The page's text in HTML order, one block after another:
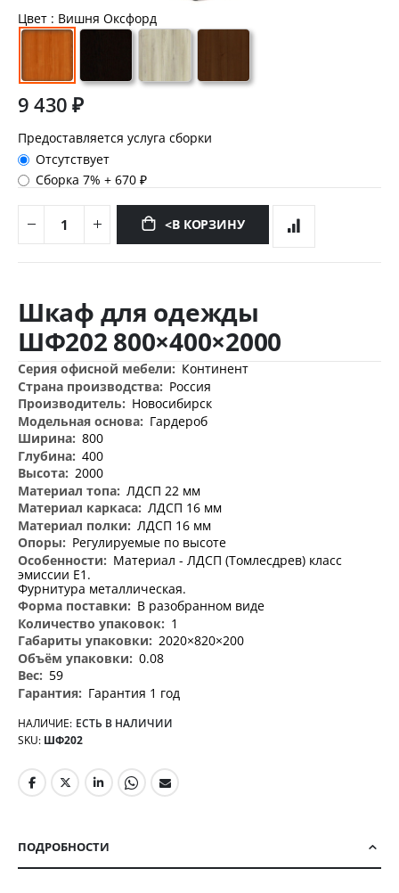
Цвет : Вишня Оксфорд
9 430 ₽
Предоставляется услуга сборки
Отсутствует
Сборка 7%+670 ₽
<В КОРЗИНУ
началу
изображений
Шкаф для одежды
ШФ202 800×400×2000
Дополнительная
информация
Континент
Россия
Новосибирск
Гардероб
800
400
2000
ЛДСП 22 мм
ЛДСП 16 мм
ЛДСП 16 мм
Регулируемые по высоте
Материал - ЛДСП (Томлесдрев) класс
эмиссии Е1.
Фурнитура металлическая.
В разобранном виде
1
2020×820×200
0.08
59
Гарантия 1 год
НАЛИЧИЕ: ЕСТЬ В НАЛИЧИИ
SKU ШФ202
ПОДРОБНОСТИ